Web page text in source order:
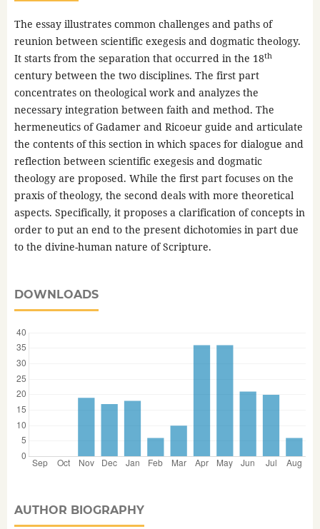
The essay illustrates common challenges and paths of
reunion between scientific exegesis and dogmatic theology.
It starts from the separation that occurred in the 18th
century between the two disciplines. The first part
concentrates on theological work and analyzes the
necessary integration between faith and method. The
hermeneutics of Gadamer and Ricoeur guide and articulate
the contents of this section in which spaces for dialogue and
reflection between scientific exegesis and dogmatic
theology are proposed. While the first part focuses on the
praxis of theology, the second deals with more theoretical
aspects. Specifically, it proposes a clarification of concepts in
order to put an end to the present dichotomies in part due
to the divine-human nature of Scripture.
DOWNLOADS
AUTHOR BIOGRAPHY